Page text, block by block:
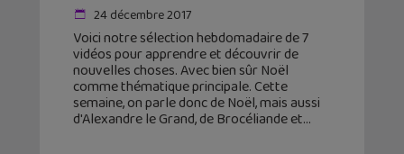
24 décembre 2017
Voici notre sélection hebdomadaire de 7
vidéos pour apprendre et découvrir de
nouvelles choses. Avec bien sûr Noël
comme thématique principale. Cette
semaine, on parle donc de Noël, mais aussi
d'Alexandre le Grand, de Brocéliande et